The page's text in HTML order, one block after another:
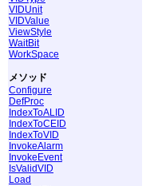
VIDUnit
VIDValue
ViewStyle
WaitBit
WorkSpace
メソッド
Configure
DefProc
IndexToALID
IndexToCEID
IndexToVID
InvokeAlarm
InvokeEvent
IsValidVID
Load